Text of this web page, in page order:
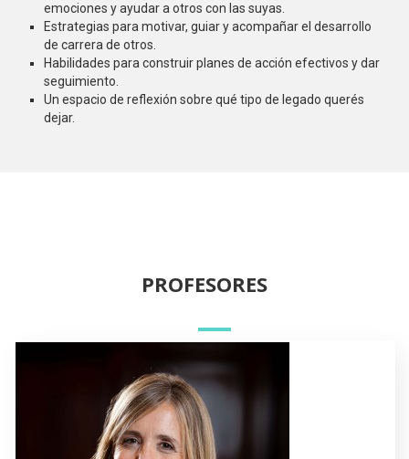
emociones y ayudar a otros con las suyas.
Estrategias para motivar, guiar y acompañar el desarrollo
de carrera de otros.
Habilidades para construir planes de acción efectivos y dar
seguimiento.
Un espacio de reflexión sobre qué tipo de legado querés
dejar.
PROFESORES